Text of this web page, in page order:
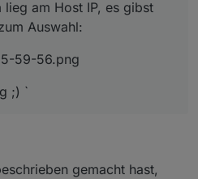
am Host IP, es gibst
Auswahl:
59-56.png
;) `
gemacht hast,